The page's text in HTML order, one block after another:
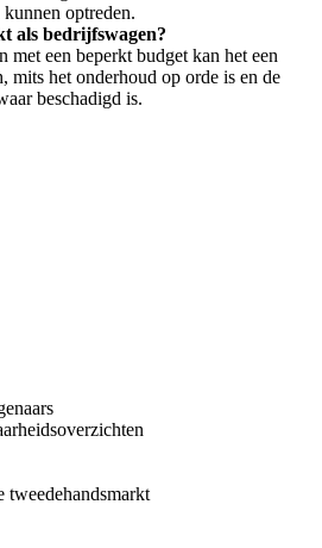
optreden.
als bedrijfswagen?
met een beperkt budget kan het een
mits het onderhoud op orde is en de
beschadigd is.
tweedehandsmarkt